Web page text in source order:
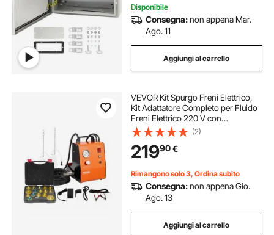
Disponibile
Consegna:non appena Mar.
Ago. 11
Aggiungi al carrello
VEVOR Kit Spurgo Freni Elettrico,
Kit Adattatore Completo per Fluido
Freni Elettrico 220 V con
Manometro e Pompa dell'Aria
Integrata, Set Adattatori Versatili per
Spurgo Freni per Alimentazione CC
CA
(2)
21990€
Rimangono solo 3, Ordina subito
Consegna:non appena Gio.
Ago. 13
Aggiungi al carrello